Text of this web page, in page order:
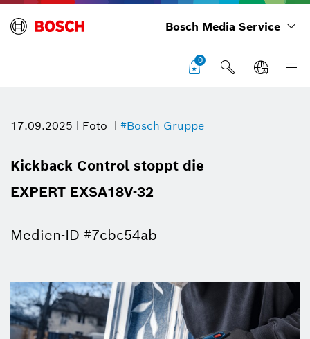
Bosch Media Service
0
17.09.2025 Foto #Bosch Gruppe
Kickback Control stoppt die
EXPERT EXSA18V-32
Medien-ID #7cbc54ab